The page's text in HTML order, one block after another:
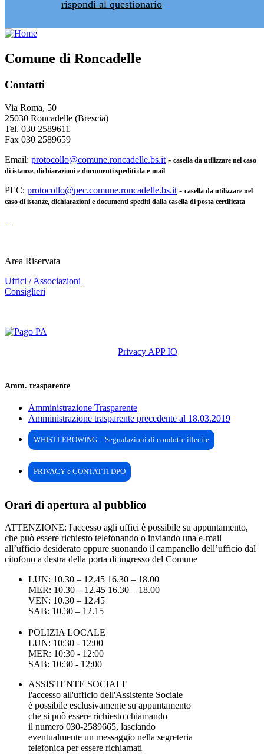
rispondi al questionario
Comune di Roncadelle
Contatti
Via Roma, 50
25030 Roncadelle (Brescia)
Tel. 030 2589611
Fax 030 2589659
Email: protocollo@comune.roncadelle.bs.it - casella da utilizzare nel caso
di istanze, dichiarazioni e documenti spediti da e-mail
PEC: protocollo@pec.comune.roncadelle.bs.it - casella da utilizzare nel
caso di istanze, dichiarazioni e documenti spediti dalla casella di posta certificata
Area Riservata
Uffici / Associazioni
Consiglieri
Privacy APP IO
Amm. trasparente
Amministrazione Trasparente
Amministrazione trasparente precedente al 18.03.2019
WHISTLEBOWING – Segnalazioni di condotte illecite
PRIVACY e CONTATTI DPO
Orari di apertura al pubblico
ATTENZIONE: l'accesso agli uffici è possibile su appuntamento,
che può essere richiesto telefonando o inviando una e-mail
all’ufficio desiderato oppure suonando il campanello dell’ufficio dal
citofono a destra della porta di ingresso del Comune
LUN: 10.30 – 12.45 16.30 – 18.00
MER: 10.30 – 12.45 16.30 – 18.00
VEN: 10.30 – 12.45
SAB: 10.30 – 12.15
POLIZIA LOCALE
LUN: 10:30 - 12:00
MER: 10:30 - 12:00
SAB: 10:30 - 12:00
ASSISTENTE SOCIALE
l'accesso all'ufficio dell'Assistente Sociale
è possibile esclusivamente su appuntamento
che si può essere richiesto chiamando
il numero 030-2589665, lasciando
eventualmente un messaggio nella segreteria
telefonica per essere richiamati